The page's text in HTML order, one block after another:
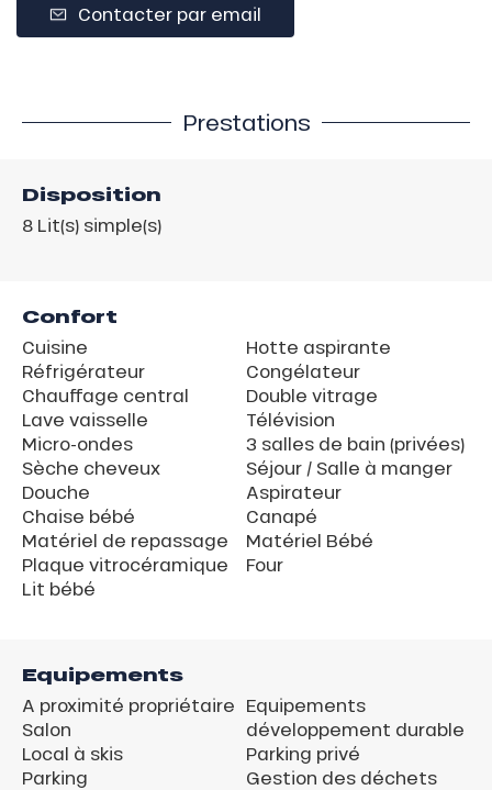
Contacter par email
Prestations
Disposition
8 Lit(s) simple(s)
Confort
Cuisine
Réfrigérateur
Chauffage central
Lave vaisselle
Micro-ondes
Sèche cheveux
Douche
Chaise bébé
Matériel de repassage
Plaque vitrocéramique
Lit bébé
Hotte aspirante
Congélateur
Double vitrage
Télévision
3 salles de bain (privées)
Séjour / Salle à manger
Aspirateur
Canapé
Matériel Bébé
Four
Equipements
A proximité propriétaire
Salon
Local à skis
Parking
Equipements
développement durable
Parking privé
Gestion des déchets